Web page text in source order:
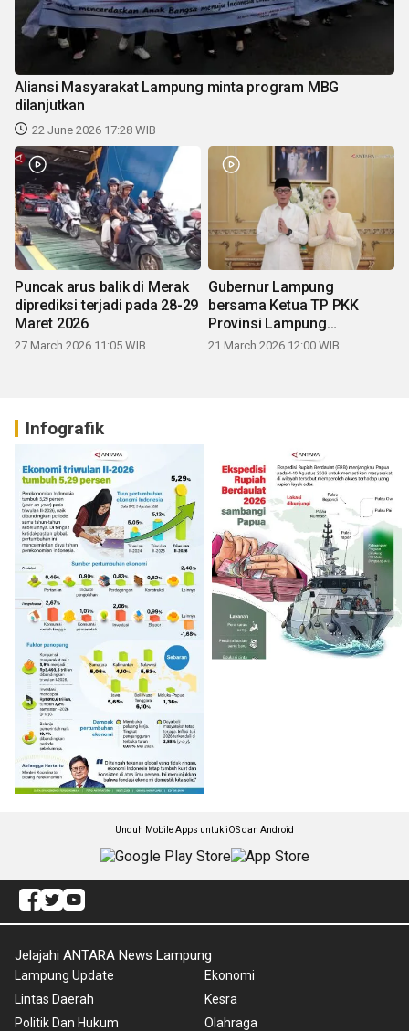
Aliansi Masyarakat Lampung minta program MBG
dilanjutkan
22 June 2026 17:28 WIB
Puncak arus balik di Merak
diprediksi terjadi pada 28-29
Maret 2026
27 March 2026 11:05 WIB
Gubernur Lampung
bersama Ketua TP PKK
Provinsi Lampung
mengucapkan Selamat Hari
21 March 2026 12:00 WIB
Infografik
Unduh Mobile Apps untuk iOS dan Android
Jelajahi ANTARA News Lampung
Lampung Update
Lintas Daerah
Politik Dan Hukum
Ekonomi
Kesra
Olahraga